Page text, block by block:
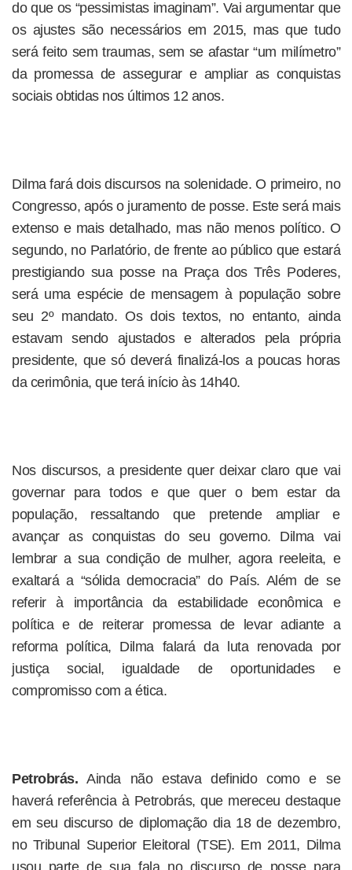
do que os “pessimistas imaginam”. Vai argumentar que
os ajustes são necessários em 2015, mas que tudo
será feito sem traumas, sem se afastar “um milímetro”
da promessa de assegurar e ampliar as conquistas
sociais obtidas nos últimos 12 anos.
Dilma fará dois discursos na solenidade. O primeiro, no
Congresso, após o juramento de posse. Este será mais
extenso e mais detalhado, mas não menos político. O
segundo, no Parlatório, de frente ao público que estará
prestigiando sua posse na Praça dos Três Poderes,
será uma espécie de mensagem à população sobre
seu 2º mandato. Os dois textos, no entanto, ainda
estavam sendo ajustados e alterados pela própria
presidente, que só deverá finalizá-los a poucas horas
da cerimônia, que terá início às 14h40.
Nos discursos, a presidente quer deixar claro que vai
governar para todos e que quer o bem estar da
população, ressaltando que pretende ampliar e
avançar as conquistas do seu governo. Dilma vai
lembrar a sua condição de mulher, agora reeleita, e
exaltará a “sólida democracia” do País. Além de se
referir à importância da estabilidade econômica e
política e de reiterar promessa de levar adiante a
reforma política, Dilma falará da luta renovada por
justiça social, igualdade de oportunidades e
compromisso com a ética.
Petrobrás. Ainda não estava definido como e se
haverá referência à Petrobrás, que mereceu destaque
em seu discurso de diplomação dia 18 de dezembro,
no Tribunal Superior Eleitoral (TSE). Em 2011, Dilma
usou parte de sua fala no discurso de posse para